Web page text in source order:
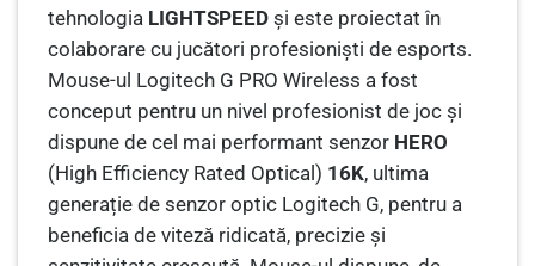
tehnologia LIGHTSPEED și este proiectat în
colaborare cu jucători profesioniști de esports.
Mouse-ul Logitech G PRO Wireless a fost
conceput pentru un nivel profesionist de joc și
dispune de cel mai performant senzor HERO
(High Efficiency Rated Optical) 16K, ultima
generație de senzor optic Logitech G, pentru a
beneficia de viteză ridicată, precizie și